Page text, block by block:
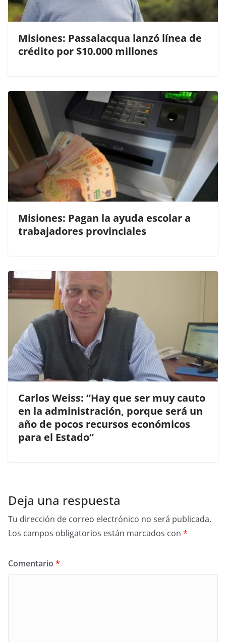
Misiones: Passalacqua lanzó línea de
crédito por $10.000 millones
Misiones: Pagan la ayuda escolar a
trabajadores provinciales
Carlos Weiss: “Hay que ser muy cauto
en la administración, porque será un
año de pocos recursos económicos
para el Estado”
Deja una respuesta
Tu dirección de correo electrónico no será publicada.
Los campos obligatorios están marcados con *
Comentario *